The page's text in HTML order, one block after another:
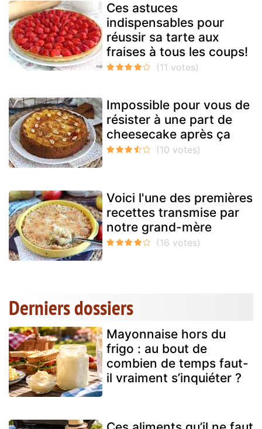
Ces astuces
indispensables pour
réussir sa tarte aux
fraises à tous les coups!
Impossible pour vous de
résister à une part de
cheesecake après ça
Voici l'une des premières
recettes transmise par
notre grand-mère
Derniers dossiers
Mayonnaise hors du
frigo : au bout de
combien de temps faut-
il vraiment s’inquiéter ?